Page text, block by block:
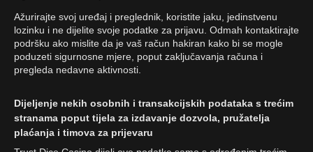
Ažurirajte svoj uređaj i preglednik, koristite jaku, jedinstvenu
lozinku i ne dijelite svoje podatke za prijavu. Odmah kontaktirajte
podršku ako mislite da je vaš račun hakiran kako bi se mogle
poduzeti sigurnosne mjere, poput zaključavanja računa i
pregleda nedavne aktivnosti.
Dijeljenje nekih osobnih i transakcijskih podataka s trećim
stranama poput tijela za izdavanje dozvola, pružatelja
plaćanja i timova za prijevaru